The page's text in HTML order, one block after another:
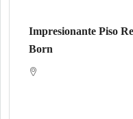
Impresionante Piso
Born